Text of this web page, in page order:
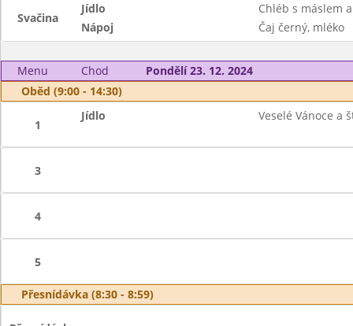
Svačina
Jídlo
Chléb s máslem
Nápoj
Čaj černý, mléko
Menu Chod
Pondělí 23. 12. 2024
Oběd (9:00 - 14:30)
1
Jídlo Veselé Vánoce a
3
4
5
Přesnídávka (8:30 - 8:59)